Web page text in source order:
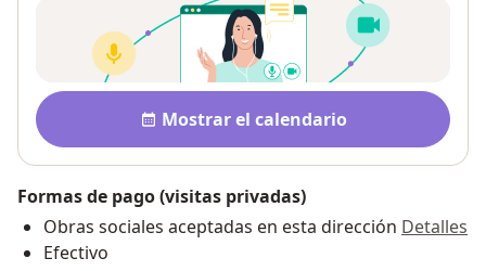
Disponibilidad
Mostrar el calendario
Formas de pago (visitas privadas)
Obras sociales aceptadas en esta dirección Detalles
Efectivo